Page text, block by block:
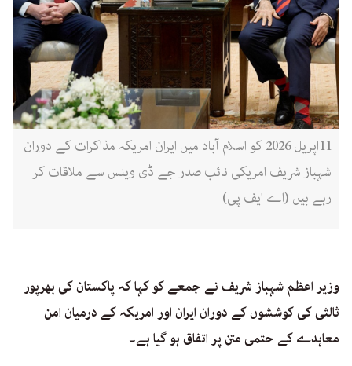
11اپریل 2026 کو اسلام آباد میں ایران امریکہ مذاکرات کے دوران
شہباز شریف امریکی نائب صدر جے ڈی وینس سے ملاقات کر
رہے ہیں (اے ایف پی)
وزیر اعظم شہباز شریف نے جمعے کو کہا کہ پاکستان کی بھرپور
ثالثی کی کوششوں کے دوران ایران اور امریکہ کے درمیان امن
معاہدے کے حتمی متن پر اتفاق ہو گیا ہے۔